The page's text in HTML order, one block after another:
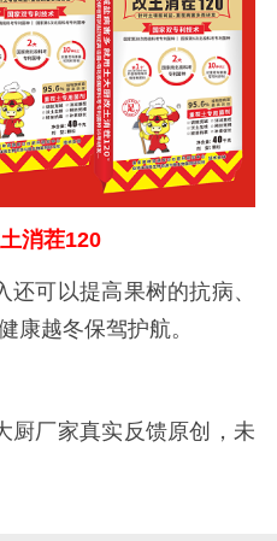
消茬120
可以提高果树的抗病、
康越冬保驾护航。
厨厂家真实反馈原创，未